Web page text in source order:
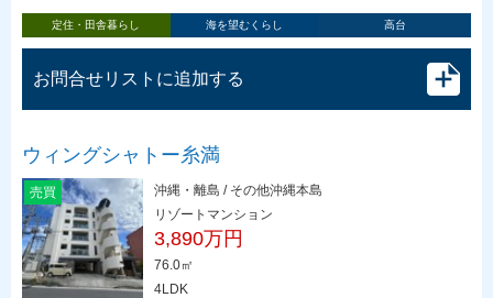
定住・田舎暮らし 海を望むくらし 高台
お問合せリストに追加する
ウィングシャトー糸満
売買
沖縄・離島 / その他沖縄本島
リゾートマンション
3,890万円
76.0㎡
4LDK